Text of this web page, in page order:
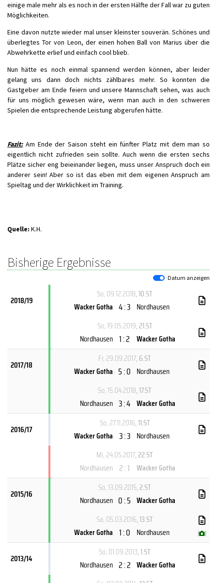
einige male mehr als es noch in der ersten Hälfte der Fall war zu guten
Möglichkeiten.
Eine davon nutzte wieder mal unser kleinster souverän. Schönes und
überlegtes Tor von Leon, der einen hohen Ball von Marius über die
Abwehrkette erlief und einfach cool blieb.
Nun hätte es noch einmal spannend werden können, aber leider
gelang uns dann doch nichts zählbares mehr. So konnten die
Gastgeber am Ende feiern und unsere Mannschaft sehen, was auch
für uns möglich gewesen wäre, wenn man auch in den schweren
Spielen die entsprechende Leistung abgerufen hätte.
Fazit:Am Ende der Saison steht ein fünfter Platz mit dem man so
eigentlich nicht zufrieden sein sollte. Auch wenn die ersten sechs
Plätze sicher eng beieinander liegen, muss unser Anspruch doch ein
anderer sein! Aber so ist das eben mit dem eigenen Anspruch am
Spieltag und der Wirklichkeit im Training.
Quelle: K.H.
Bisherige Ergebnisse
Datum anzeigen
2018/19
So, 09.12.2018, 10.ST
Wacker Gotha 4 : 3 Nordhausen
So, 19.05.2019, 21.ST
Nordhausen 1 : 2 Wacker Gotha
2017/18
Fr, 29.09.2017, 6.ST
Wacker Gotha 5 : 0 Nordhausen
So, 15.04.2018, 17.ST
Nordhausen 3 : 4 Wacker Gotha
2016/17
So, 27.11.2016, 11.ST
Wacker Gotha 3 : 3 Nordhausen
Mi, 24.05.2017, 22.ST
Nordhausen 2 : 1 Wacker Gotha
2015/16
So, 13.09.2015, 2.ST
Nordhausen 0 : 5 Wacker Gotha
Sa, 05.03.2016, 13.ST
Wacker Gotha 1 : 0 Nordhausen ( )
2013/14
So, 01.09.2013, 1.ST
Nordhausen 2 : 2 Wacker Gotha